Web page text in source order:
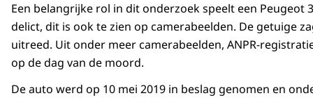
Een belangrijke rol in dit onderzoek speelt een
delict, dit is ook te zien op camerabeelden. De getuige
uitreed. Uit onder meer camerabeelden, ANPR-
op de dag van de moord.
De auto werd op 10 mei 2019 in beslag genomen en